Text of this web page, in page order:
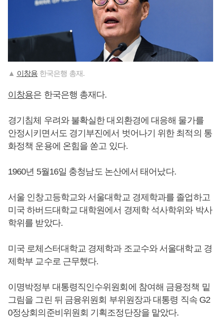
▲ 이창용 한국은행 총재.
이창용은 한국은행 총재다.
경기침체 우려와 불확실한 대외환경에 대응해 물가를
안정시키면서도 경기부진에서 벗어나기 위한 최적의 통
화정책 운용에 온힘을 쏟고 있다.
1960년 5월16일 충청남도 논산에서 태어났다.
서울 인창고등학교와 서울대학교 경제학과를 졸업하고
미국 하버드대학교 대학원에서 경제학 석사학위와 박사
학위를 받았다.
미국 로체스터대학교 경제학과 조교수와 서울대학교 경
제학부 교수로 근무했다.
이명박정부 대통령직인수위원회에 참여해 금융정책 밑
그림을 그린 뒤 금융위원회 부위원장과 대통령 직속 G2
0정상회의준비위원회 기획조정단장을 맡았다.